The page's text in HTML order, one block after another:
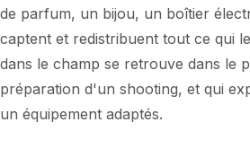
de parfum, un bijou, un boîtier
captent et redistribuent tout ce qui
dans le champ se retrouve dans le
préparation d'un shooting, et qui
un équipement adaptés.